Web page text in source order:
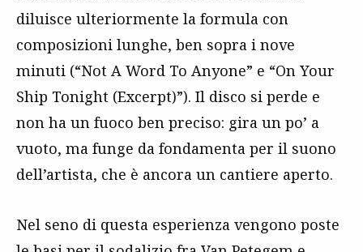
diluisce ulteriormente la formula con
composizioni lunghe, ben sopra i nove
minuti (“Not A Word To Anyone” e “On Your
Ship Tonight (Excerpt)”). Il disco si perde e
non ha un fuoco ben preciso: gira un po’ a
vuoto, ma funge da fondamenta per il suono
dell’artista, che è ancora un cantiere aperto.
Nel seno di questa esperienza vengono poste